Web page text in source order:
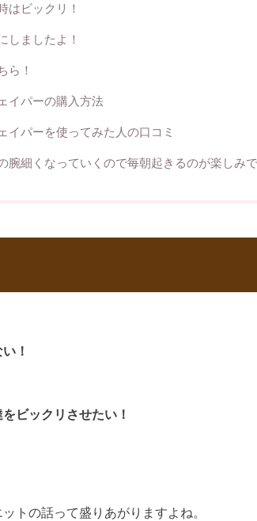
はビックリ！
しましたよ！
ら！
イパーの購入方法
イパーを使ってみた人の口コミ
腕細くなっていくので毎朝起きるのが楽しみ
！
ビックリさせたい！
トの話って盛りあがりますよね。